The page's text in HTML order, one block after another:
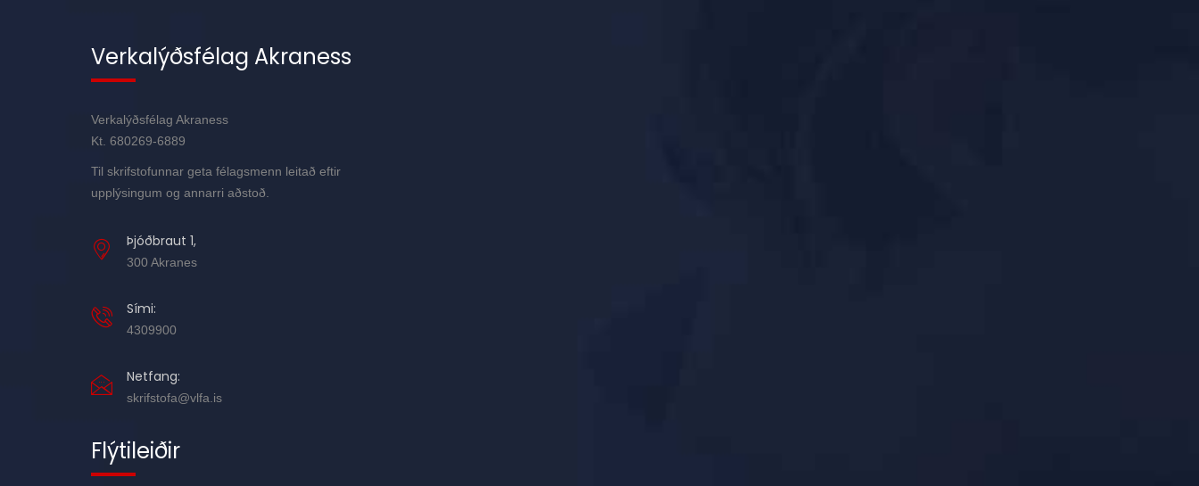
Verkalýðsfélag Akraness
Verkalýðsfélag Akraness
Kt. 680269-6889
Til skrifstofunnar geta félagsmenn leitað eftir
upplýsingum og annarri aðstoð.
Þjóðbraut 1,
300 Akranes
Sími:
4309900
Netfang:
skrifstofa@vlfa.is
Flýtileiðir